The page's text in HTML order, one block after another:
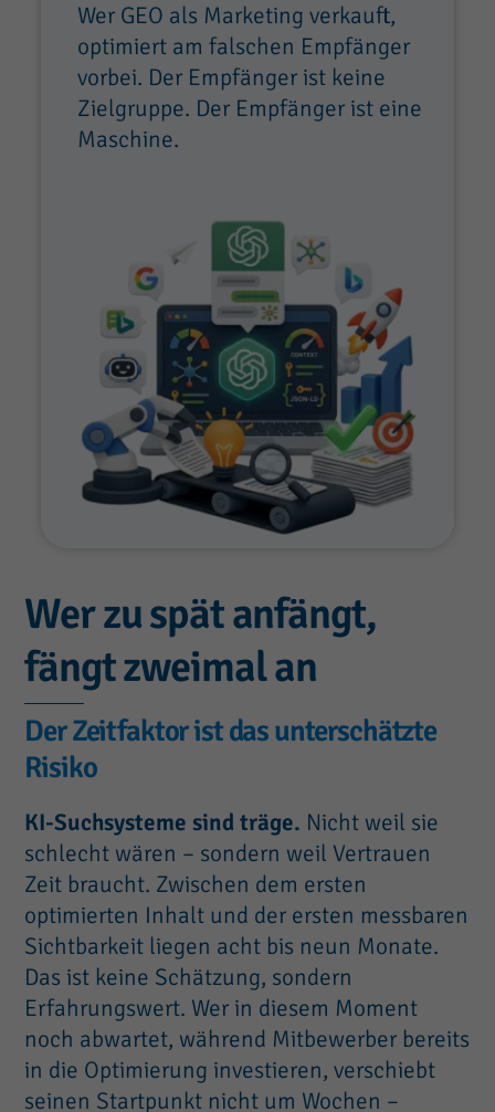
Wer GEO als Marketing verkauft,
optimiert am falschen Empfänger
vorbei. Der Empfänger ist keine
Zielgruppe. Der Empfänger ist eine
Maschine.
Wer zu spät anfängt,
fängt zweimal an
Der Zeitfaktor ist das unterschätzte
Risiko
KI-Suchsysteme sind träge. Nicht weil sie
schlecht wären – sondern weil Vertrauen
Zeit braucht. Zwischen dem ersten
optimierten Inhalt und der ersten messbaren
Sichtbarkeit liegen acht bis neun Monate.
Das ist keine Schätzung, sondern
Erfahrungswert. Wer in diesem Moment
noch abwartet, während Mitbewerber bereits
in die Optimierung investieren, verschiebt
seinen Startpunkt nicht um Wochen –